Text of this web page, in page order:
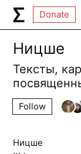
Donate
Ницше
Тексты,
Follow
Ницше